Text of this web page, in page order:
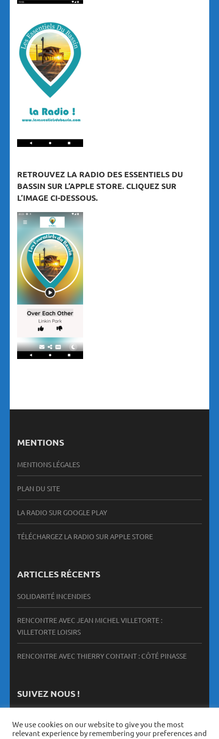
RETROUVEZ LA RADIO DES ESSENTIELS DU
BASSIN SUR L’APPLE STORE. CLIQUEZ SUR
L’IMAGE CI-DESSOUS.
MENTIONS
MENTIONS LÉGALES
PLAN DU SITE
LA RADIO SUR GOOGLE PLAY
TÉLÉCHARGEZ LA RADIO SUR APPLE STORE
ARTICLES RÉCENTS
SOLIDARITÉ INCENDIES
RENCONTRE AVEC JEAN MICHEL VILLETORTE :
VILLETORTE LOISIRS
RENCONTRE AVEC THIERRY CONTANT : CÔTÉ PINASSE
SUIVEZ NOUS !
We use cookies on our website to give you the most
relevant experience by remembering your preferences and